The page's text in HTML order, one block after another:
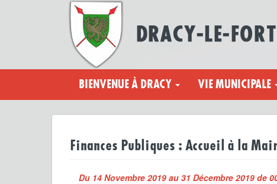
BIENVENUE À DRACY VIE MUNICIPALE
Finances Publiques : Accueil à la
Du 14 Novembre 2019 au 31 Décembre 2019 de